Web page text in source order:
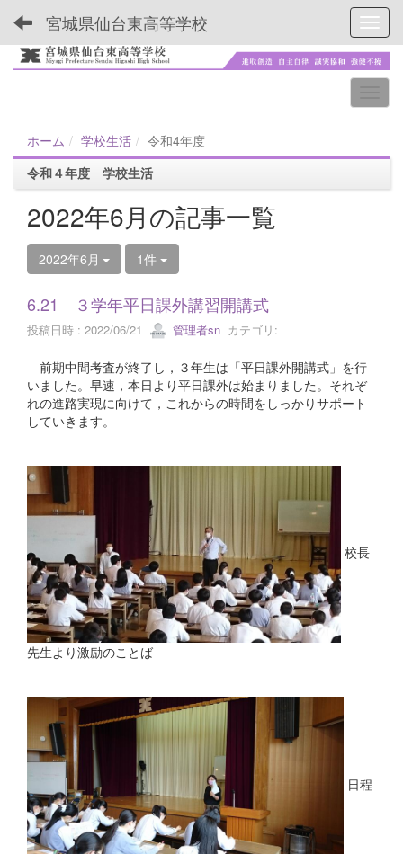
宮城県仙台東高等学校
ホーム 学校生活
令和4年度
令和４年度 学校生活
2022年6月の記事一覧
2022年6月 1件
6.21 ３学年平日課外講習開講式
投稿日時 : 2022/06/21 管理者sn カテゴリ:
前期中間考査が終了し，３年生は「平日課外開講式」を行
いました。早速，本日より平日課外は始まりました。それぞ
れの進路実現に向けて，これからの時間をしっかりサポート
していきます。
校長
先生より激励のことば
日程